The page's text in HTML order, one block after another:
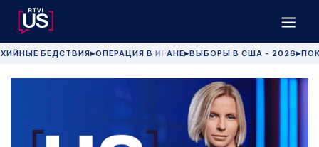
БЕДСТВИЯ▶ОПЕРАЦИЯ В ИРАНЕ▶ВЫБОРЫ В США - 2026 ▶